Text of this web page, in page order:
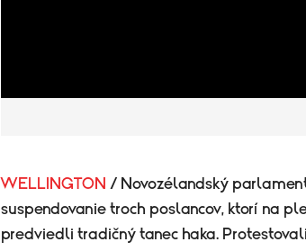
WELLINGTON / Novozélandský
suspendovanie troch poslancov, ktorí na
predviedli tradičný tanec haka.